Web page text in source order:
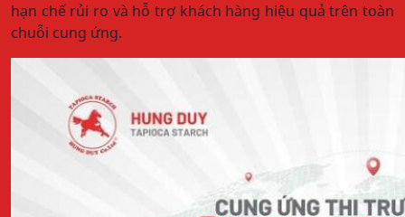
hạn chế rủi ro và hỗ trợ khách hàng hiệu quả trên toàn
chuỗi cung ứng.